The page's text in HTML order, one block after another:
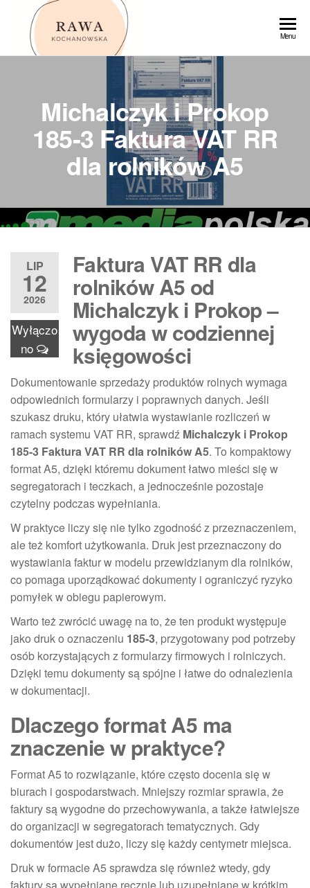
Przejdź
Menu
Michalczyk i Prokop
185-3 Faktura VAT RR
dla rolników A5
LIP
12
2026
Wyłączo
no
Faktura VAT RR dla
rolników A5 od
Michalczyk i Prokop –
wygoda w codziennej
księgowości
Dokumentowanie sprzedaży produktów rolnych wymaga
odpowiednich formularzy i poprawnych danych. Jeśli
szukasz druku, który ułatwia wystawianie rozliczeń w
ramach systemu VAT RR, sprawdź Michalczyk i Prokop
185-3 Faktura VAT RR dla rolników A5. To kompaktowy
format A5, dzięki któremu dokument łatwo mieści się w
segregatorach i teczkach, a jednocześnie pozostaje
czytelny podczas wypełniania.
W praktyce liczy się nie tylko zgodność z przeznaczeniem,
ale też komfort użytkowania. Druk jest przeznaczony do
wystawiania faktur w modelu przewidzianym dla rolników,
co pomaga uporządkować dokumenty i ograniczyć ryzyko
pomyłek w obiegu papierowym.
Warto też zwrócić uwagę na to, że ten produkt występuje
jako druk o oznaczeniu 185-3, przygotowany pod potrzeby
osób korzystających z formularzy firmowych i rolniczych.
Dzięki temu dokumenty są spójne i łatwe do odnalezienia
w dokumentacji.
Dlaczego format A5 ma
znaczenie w praktyce?
Format A5 to rozwiązanie, które często docenia się w
biurach i gospodarstwach. Mniejszy rozmiar sprawia, że
faktury są wygodne do przechowywania, a także łatwiejsze
do organizacji w segregatorach tematycznych. Gdy
dokumentów jest dużo, liczy się każdy centymetr miejsca.
Druk w formacie A5 sprawdza się również wtedy, gdy